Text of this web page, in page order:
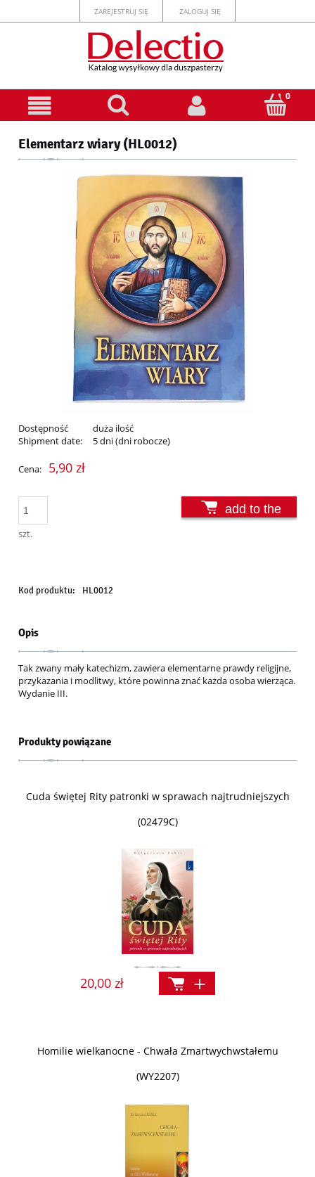
ZAREJESTRUJ SIĘ ZALOGUJ SIĘ
Elementarz wiary (HL0012)
Dostępność
duża ilość
Shipment date:
5 dni (dni robocze)
Cena: 5,90 zł
szt.
add to the
Kod produktu: HL0012
Opis
Tak zwany mały katechizm, zawiera elementarne prawdy religijne,
przykazania i modlitwy, które powinna znać każda osoba wierząca.
Wydanie III.
Produkty powiązane
Cuda świętej Rity patronki w sprawach najtrudniejszych
(02479C)
20,00 zł
Homilie wielkanocne - Chwała Zmartwychwstałemu
(WY2207)